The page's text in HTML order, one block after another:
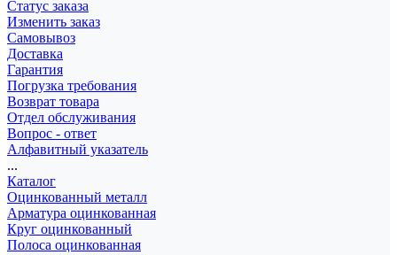
Статус заказа
Изменить заказ
Самовывоз
Доставка
Гарантия
Погрузка требования
Возврат товара
Отдел обслуживания
Вопрос - ответ
Алфавитный указатель
...
Каталог
Оцинкованный металл
Арматура оцинкованная
Круг оцинкованный
Полоса оцинкованная